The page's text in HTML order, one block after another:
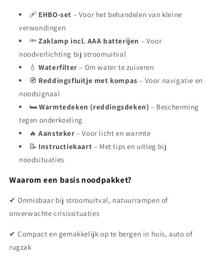
🩹 EHBO-set – Voor het behandelen van kleine
verwondingen
🔦Zaklamp incl. AAA batterijen – Voor
noodverlichting bij stroomuitval
💧Waterfilter – Om water te zuiveren
🧭 Reddingsfluitje met kompas – Voor navigatie en
noodsignaal
🛏️Warmtedeken (reddingsdeken) – Bescherming
tegen onderkoeling
🔥Aansteker – Voor licht en warmte
📝 Instructiekaart – Met tips en uitleg bij
noodsituaties
Waarom een basis noodpakket?
✔ Onmisbaar bij stroomuitval, natuurrampen of
onverwachte crisissituaties
✔ Compact en gemakkelijk op te bergen in huis, auto of
rugzak